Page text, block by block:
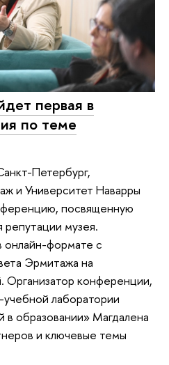
первая в
по теме
Петербург,
и Университет Наварры
посвященную
музея.
формате с
Эрмитажа на
конференции,
лаборатории
в образовании» Магдалена
и ключевые темы